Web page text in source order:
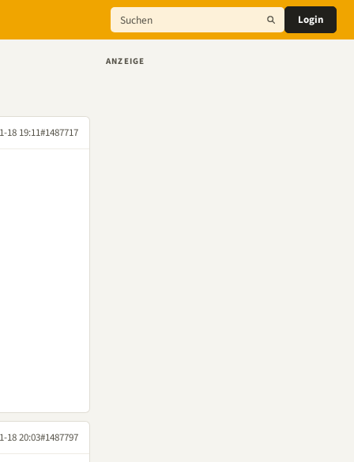
Login
18 19:11#1487717
18 20:03#1487797
ANZEIGE